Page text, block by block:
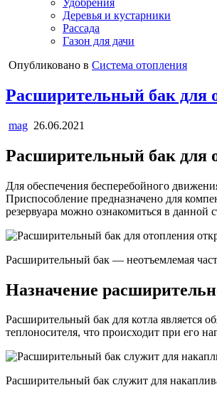
Удобрения
Деревья и кустарники
Рассада
Газон для дачи
Опубликовано в Система отопления
Расширительный бак для
mag 26.06.2021
Расширительный бак для
Для обеспечения бесперебойного
Приспособление предназначено для
резервуара можно ознакомиться в данной
Расширительный бак — неотъемлемая
Назначение
Расширительный бак для котла является
теплоносителя, что происходит при его
Расширительный бак служит для